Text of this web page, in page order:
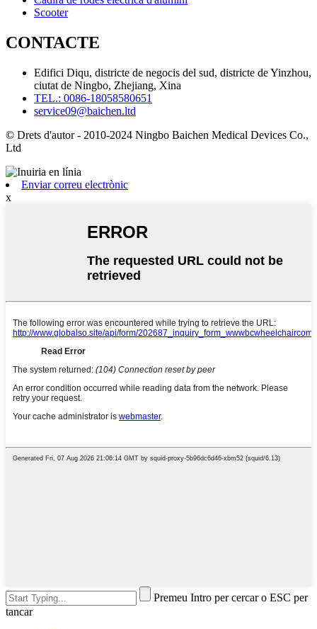
Scooter
CONTACTE
Edifici Diqu, districte de negocis del sud, districte de Yinzhou,
ciutat de Ningbo, Zhejiang, Xina
TEL.: 0086-18058580651
service09@baichen.ltd
© Drets d'autor - 2010-2024 Ningbo Baichen Medical Devices Co.,
Ltd
Enviar correu electrònic
x
Premeu Intro per cercar o ESC per
tancar